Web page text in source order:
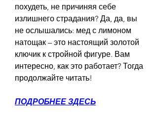
похудеть, не причиняя себе
излишнего страдания? Да, да, вы
не ослышались: мед с лимоном
натощак – это настоящий золотой
ключик к стройной фигуре. Вам
интересно, как это работает? Тогда
продолжайте читать!
ПОДРОБНЕЕ ЗДЕСЬ